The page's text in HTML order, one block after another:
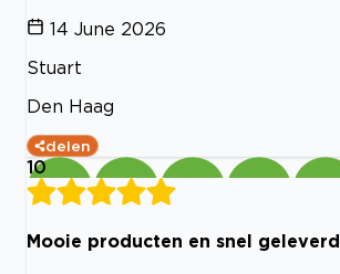
14 June 2026
Stuart
Den Haag
delen
10
Mooie producten en snel geleverd